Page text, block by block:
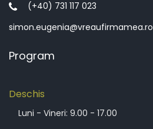
(+40) 731 117 023
simon.eugenia@vreaufirmamea.ro
Program
Deschis
Luni - Vineri: 9.00 - 17.00